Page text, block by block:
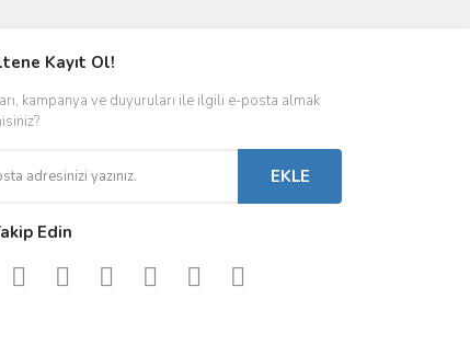
Kayıt Ol!
kampanya ve duyuruları ile ilgili e-posta almak
EKLE
Edin